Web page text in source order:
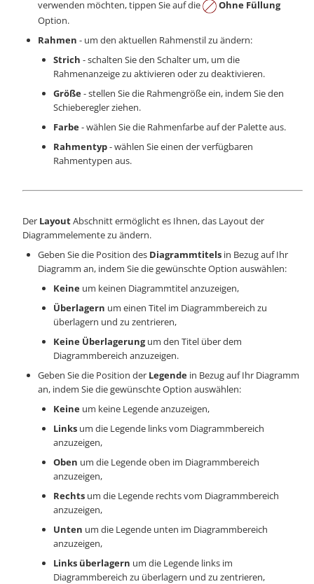
verwenden möchten, tippen Sie auf die
Ohne Füllung
Option.
Rahmen - um den aktuellen Rahmenstil zu ändern:
Strich - schalten Sie den Schalter um, um die
Rahmenanzeige zu aktivieren oder zu deaktivieren.
Größe- stellen Sie die Rahmengröße ein, indem Sie den
Schieberegler ziehen.
Farbe- wählen Sie die Rahmenfarbe auf der Palette aus.
Rahmentyp- wählen Sie einen der verfügbaren
Rahmentypen aus.
Der LayoutAbschnitt ermöglicht es Ihnen, das Layout der
Diagrammelemente zu ändern.
Geben Sie die Position des Diagrammtitels in Bezug auf Ihr
Diagramm an, indem Sie die gewünschte Option auswählen:
Keine um keinen Diagrammtitel anzuzeigen,
Überlagern um einen Titel im Diagrammbereich zu
überlagern und zu zentrieren,
Keine Überlagerungum den Titel über dem
Diagrammbereich anzuzeigen.
Geben Sie die Position der Legende in Bezug auf Ihr Diagramm
an, indem Sie die gewünschte Option auswählen:
Keine um keine Legende anzuzeigen,
Links um die Legende links vom Diagrammbereich
anzuzeigen,
Oben um die Legende oben im Diagrammbereich
anzuzeigen,
Rechts um die Legende rechts vom Diagrammbereich
anzuzeigen,
Unten um die Legende unten im Diagrammbereich
anzuzeigen,
Links überlagern um die Legende links im
Diagrammbereich zu überlagern und zu zentrieren,